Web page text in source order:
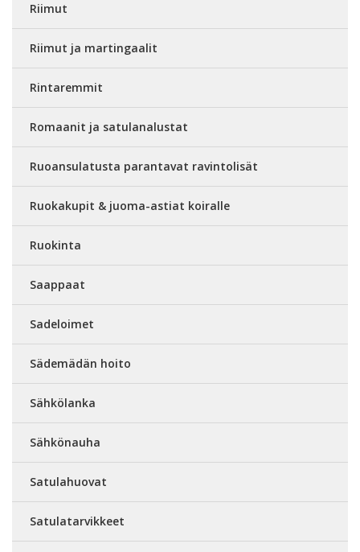
Riimut
Riimut ja martingaalit
Rintaremmit
Romaanit ja satulanalustat
Ruoansulatusta parantavat ravintolisät
Ruokakupit & juoma-astiat koiralle
Ruokinta
Saappaat
Sadeloimet
Sädemädän hoito
Sähkölanka
Sähkönauha
Satulahuovat
Satulatarvikkeet